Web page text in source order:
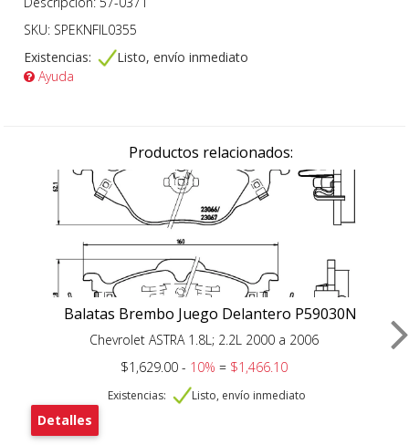
SKU: SPEKNFIL0355
Existencias:
Listo, envío inmediato
Ayuda
Productos relacionados:
Balatas Brembo Juego Delantero P59030N
Chevrolet ASTRA 1.8L; 2.2L 2000 a 2006
$1,629.00 - 10%= $1,466.10
Existencias: Listo, envío inmediato
Detalles